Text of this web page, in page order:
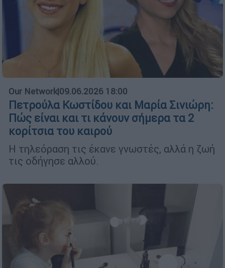
Our Network|09.06.2026 18:00
Πετρούλα Κωστίδου και Μαρία Σινιώρη:
Πώς είναι και τι κάνουν σήμερα τα 2
κορίτσια του καιρού
Η τηλεόραση τις έκανε γνωστές, αλλά η ζωή
τις οδήγησε αλλού.